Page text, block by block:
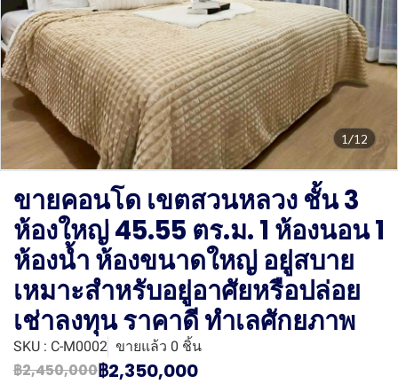
1/12
ขายคอนโด เขตสวนหลวง ชั้น 3
ห้องใหญ่ 45.55 ตร.ม. 1 ห้องนอน 1
ห้องน้ำ ห้องขนาดใหญ่ อยู่สบาย
เหมาะสำหรับอยู่อาศัยหรือปล่อย
เช่าลงทุน ราคาดี ทำเลศักยภาพ
SKU : C-M0002 ขายแล้ว 0 ชิ้น
฿2,450,000฿2,350,000